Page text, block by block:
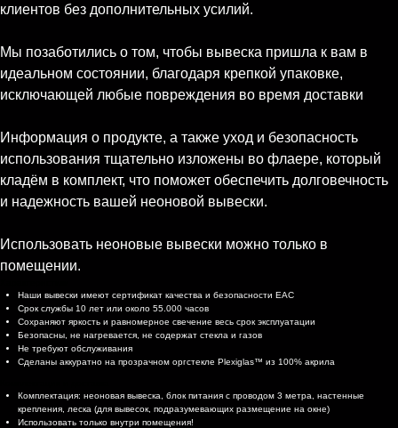
клиентов без дополнительных усилий.
Мы позаботились о том, чтобы вывеска пришла к вам в
идеальном состоянии, благодаря крепкой упаковке,
исключающей любые повреждения во время доставки
Информация о продукте, а также уход и безопасность
использования тщательно изложены во флаере, который
кладём в комплект, что поможет обеспечить долговечность
и надежность вашей неоновой вывески.
Использовать неоновые вывески можно только в
помещении.
Наши вывески имеют сертификат качества и безопасности EAC
Срок службы 10 лет или около 55.000 часов
Сохраняют яркость и равномерное свечение весь срок эксплуатации
Безопасны, не нагревается, не содержат стекла и газов
Не требуют обслуживания
Сделаны аккуратно на прозрачном оргстекле Plexiglas™ из 100% акрила
Комплектация: неоновая вывеска, блок питания с проводом 3 метра, настенные
крепления, леска (для вывесок, подразумевающих размещение на окне)
Использовать только внутри помещения!